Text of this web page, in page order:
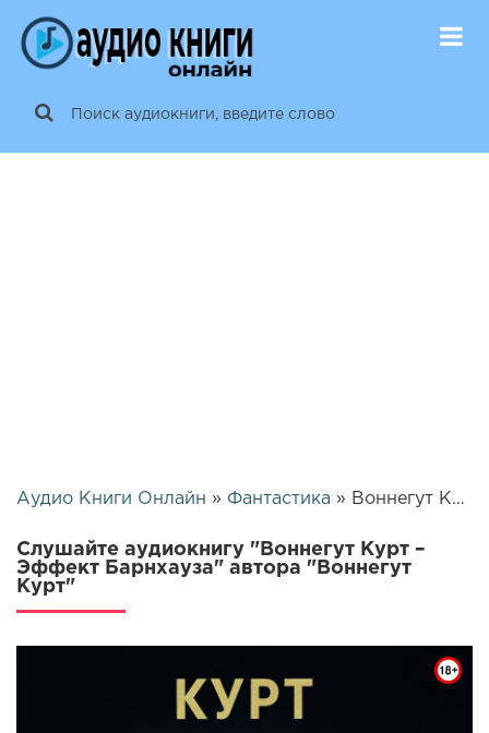
Аудио Книги Онлайн » Фантастика » Воннегут Курт – Эффект Барнхауза | 26118
Слушайте аудиокнигу "Воннегут Курт –
Эффект Барнхауза" автора "Воннегут
Курт"